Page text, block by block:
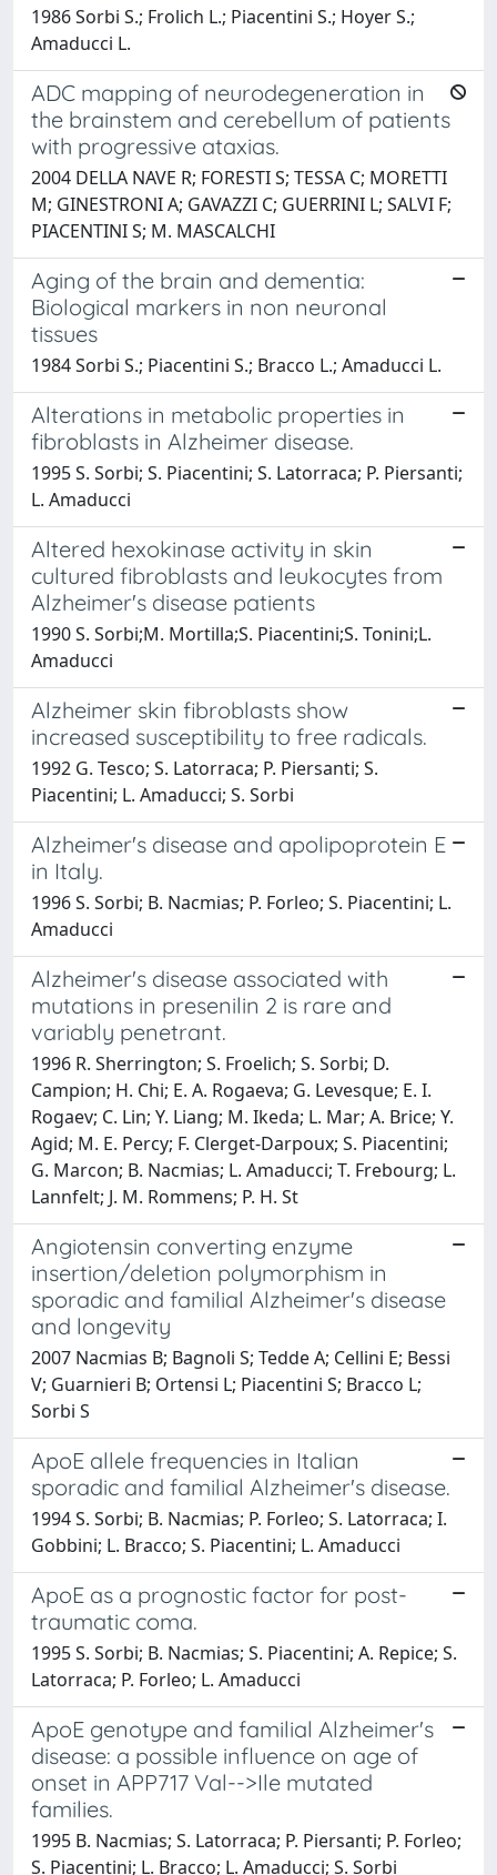
1986 Sorbi S.; Frolich L.; Piacentini S.; Hoyer S.;
Amaducci L.
ADC mapping of neurodegeneration in
the brainstem and cerebellum of patients
with progressive ataxias.
2004 DELLA NAVE R; FORESTI S; TESSA C; MORETTI
M; GINESTRONI A; GAVAZZI C; GUERRINI L; SALVI F;
PIACENTINI S; M. MASCALCHI
Aging of the brain and dementia:
Biological markers in non neuronal
tissues
1984 Sorbi S.; Piacentini S.; Bracco L.; Amaducci L.
Alterations in metabolic properties in
fibroblasts in Alzheimer disease.
1995 S. Sorbi; S. Piacentini; S. Latorraca; P. Piersanti;
L. Amaducci
Altered hexokinase activity in skin
cultured fibroblasts and leukocytes from
Alzheimer's disease patients
1990 S. Sorbi;M. Mortilla;S. Piacentini;S. Tonini;L.
Amaducci
Alzheimer skin fibroblasts show
increased susceptibility to free radicals.
1992 G. Tesco; S. Latorraca; P. Piersanti; S.
Piacentini; L. Amaducci; S. Sorbi
Alzheimer's disease and apolipoprotein E
in Italy.
1996 S. Sorbi; B. Nacmias; P. Forleo; S. Piacentini; L.
Amaducci
Alzheimer's disease associated with
mutations in presenilin 2 is rare and
variably penetrant.
1996 R. Sherrington; S. Froelich; S. Sorbi; D.
Campion; H. Chi; E. A. Rogaeva; G. Levesque; E. I.
Rogaev; C. Lin; Y. Liang; M. Ikeda; L. Mar; A. Brice; Y.
Agid; M. E. Percy; F. Clerget-Darpoux; S. Piacentini;
G. Marcon; B. Nacmias; L. Amaducci; T. Frebourg; L.
Lannfelt; J. M. Rommens; P. H. St
Angiotensin converting enzyme
insertion/deletion polymorphism in
sporadic and familial Alzheimer's disease
and longevity
2007 Nacmias B; Bagnoli S; Tedde A; Cellini E; Bessi
V; Guarnieri B; Ortensi L; Piacentini S; Bracco L;
Sorbi S
ApoE allele frequencies in Italian
sporadic and familial Alzheimer's disease.
1994 S. Sorbi; B. Nacmias; P. Forleo; S. Latorraca; I.
Gobbini; L. Bracco; S. Piacentini; L. Amaducci
ApoE as a prognostic factor for post-
traumatic coma.
1995 S. Sorbi; B. Nacmias; S. Piacentini; A. Repice; S.
Latorraca; P. Forleo; L. Amaducci
ApoE genotype and familial Alzheimer's
disease: a possible influence on age of
onset in APP717 Val-->Ile mutated
families.
1995 B. Nacmias; S. Latorraca; P. Piersanti; P. Forleo;
S. Piacentini; L. Bracco; L. Amaducci; S. Sorbi